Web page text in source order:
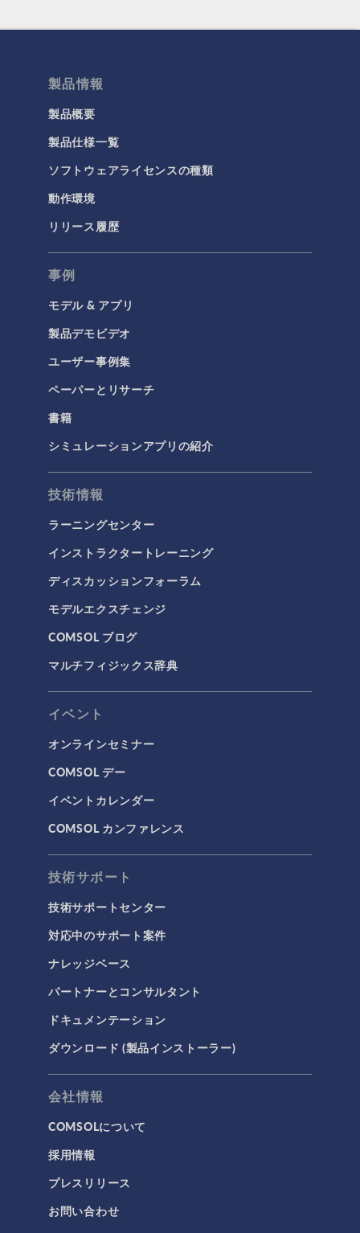
製品情報
製品概要
製品仕様一覧
ソフトウェアライセンスの種類
動作環境
リリース履歴
事例
モデル & アプリ
製品デモビデオ
ユーザー事例集
ペーパーとリサーチ
書籍
シミュレーションアプリの紹介
技術情報
ラーニングセンター
インストラクタートレーニング
ディスカッションフォーラム
モデルエクスチェンジ
COMSOL ブログ
マルチフィジックス辞典
イベント
オンラインセミナー
COMSOL デー
イベントカレンダー
COMSOL カンファレンス
技術サポート
技術サポートセンター
対応中のサポート案件
ナレッジベース
パートナーとコンサルタント
ドキュメンテーション
ダウンロード (製品インストーラー)
会社情報
COMSOLについて
採用情報
プレスリリース
お問い合わせ